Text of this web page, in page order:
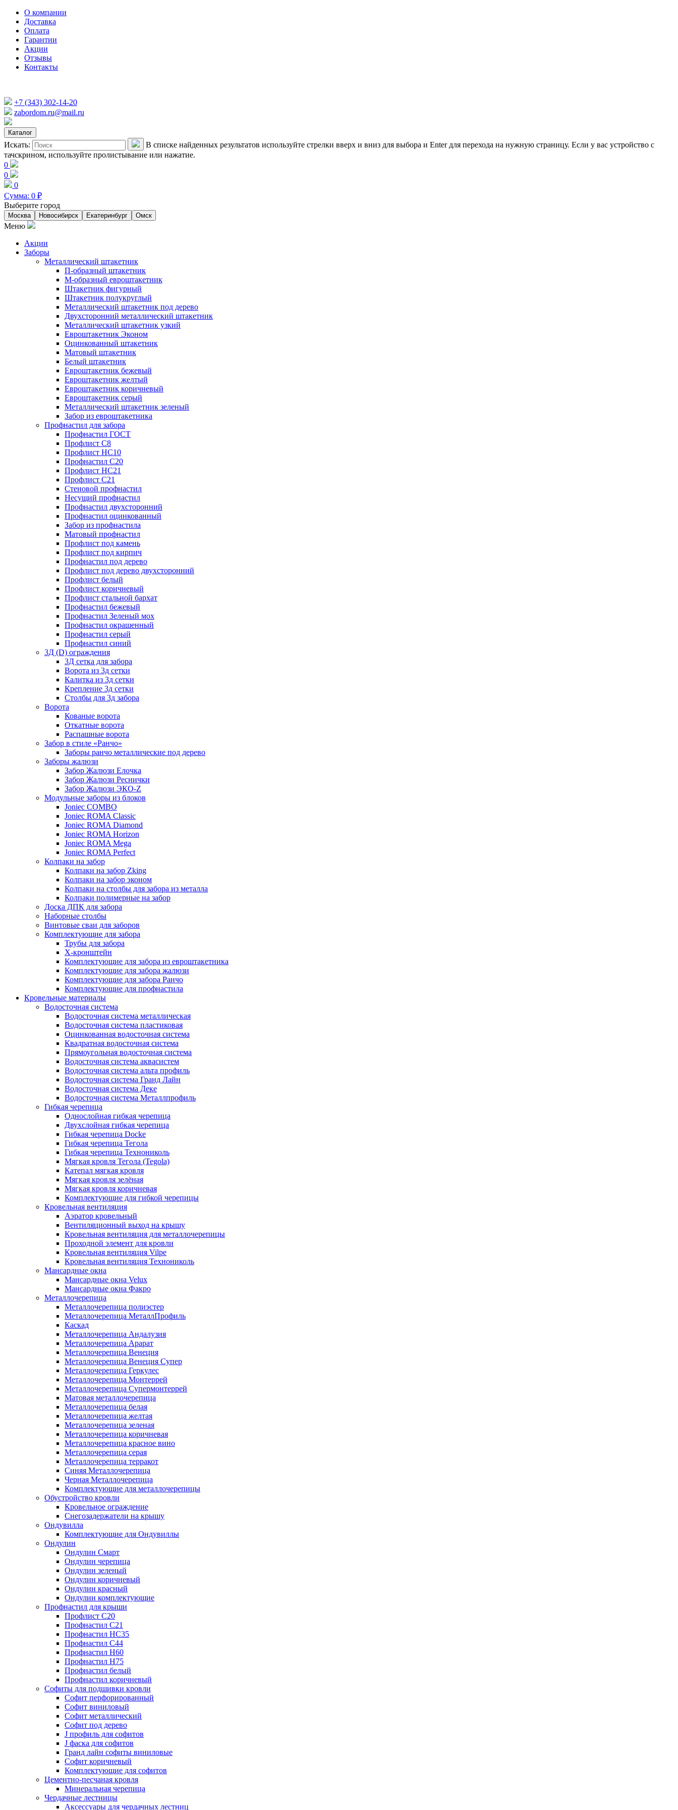
О компании
Доставка
Оплата
Гарантии
Акции
Отзывы
Контакты
+7 (343) 302-14-20
zabordom.ru@mail.ru
Каталог
Искать:
В списке найденных результатов используйте стрелки вверх и вниз для выбора и Enter для перехода на нужную страницу. Если у вас устройство с
тачскрином, используйте пролистывание или нажатие.
0
0
0
Сумма: 0 ₽
Выберите город
Москва Новосибирск Екатеринбург Омск
Меню
Акции
Заборы
Металлический штакетник
П-образный штакетник
М-образный евроштакетник
Штакетник фигурный
Штакетник полукруглый
Металлический штакетник под дерево
Двухсторонний металлический штакетник
Металлический штакетник узкий
Евроштакетник Эконом
Оцинкованный штакетник
Матовый штакетник
Белый штакетник
Евроштакетник бежевый
Евроштакетник желтый
Евроштакетник коричневый
Евроштакетник серый
Металлический штакетник зеленый
Забор из евроштакетника
Профнастил для забора
Профнастил ГОСТ
Профлист С8
Профлист НС10
Профнастил С20
Профлист НС21
Профлист С21
Стеновой профнастил
Несущий профнастил
Профнастил двухсторонний
Профнастил оцинкованный
Забор из профнастила
Матовый профнастил
Профлист под камень
Профлист под кирпич
Профнастил под дерево
Профлист под дерево двухсторонний
Профлист белый
Профлист коричневый
Профлист стальной бархат
Профнастил бежевый
Профнастил Зеленый мох
Профнастил окрашенный
Профнастил серый
Профнастил синий
3Д (D) ограждения
3Д сетка для забора
Ворота из 3д сетки
Калитка из 3д сетки
Крепление 3д сетки
Столбы для 3д забора
Ворота
Кованые ворота
Откатные ворота
Распашные ворота
Забор в стиле «Ранчо»
Заборы ранчо металлические под дерево
Заборы жалюзи
Забор Жалюзи Елочка
Забор Жалюзи Реснички
Забор Жалюзи ЭКО-Z
Модульные заборы из блоков
Joniec COMBO
Joniec ROMA Classic
Joniec ROMA Diamond
Joniec ROMA Horizon
Joniec ROMA Mega
Joniec ROMA Perfect
Колпаки на забор
Колпаки на забор Zking
Колпаки на забор эконом
Колпаки на столбы для забора из металла
Колпаки полимерные на забор
Доска ДПК для забора
Наборные столбы
Винтовые сваи для заборов
Комплектующие для забора
Трубы для забора
Х-кронштейн
Комплектующие для забора из евроштакетника
Комплектующие для забора жалюзи
Комплектующие для забора Ранчо
Комплектующие для профнастила
Кровельные материалы
Водосточная система
Водосточная система металлическая
Водосточная система пластиковая
Оцинкованная водосточная система
Квадратная водосточная система
Прямоугольная водосточная система
Водосточная система аквасистем
Водосточная система альта профиль
Водосточная система Гранд Лайн
Водосточная система Деке
Водосточная система Металлпрофиль
Гибкая черепица
Однослойная гибкая черепица
Двухслойная гибкая черепица
Гибкая черепица Docke
Гибкая черепица Тегола
Гибкая черепица Технониколь
Мягкая кровля Тегола (Tegola)
Катепал мягкая кровля
Мягкая кровля зелёная
Мягкая кровля коричневая
Комплектующие для гибкой черепицы
Кровельная вентиляция
Аэратор кровельный
Вентиляционный выход на крышу
Кровельная вентиляция для металлочерепицы
Проходной элемент для кровли
Кровельная вентиляция Vilpe
Кровельная вентиляция Технониколь
Мансардные окна
Мансардные окна Velux
Мансардные окна Факро
Металлочерепица
Металлочерепица полиэстер
Металлочерепица МеталлПрофиль
Каскад
Металлочерепица Андалузия
Металлочерепица Арарат
Металлочерепица Венеция
Металлочерепица Венеция Супер
Металлочерепица Геркулес
Металлочерепица Монтеррей
Металлочерепица Супермонтеррей
Матовая металлочерепица
Металлочерепица белая
Металлочерепица желтая
Металлочерепица зеленая
Металлочерепица коричневая
Металлочерепица красное вино
Металлочерепица серая
Металлочерепица терракот
Синяя Металлочерепица
Черная Металлочерепица
Комплектующие для металлочерепицы
Обустройство кровли
Кровельное ограждение
Снегозадержатели на крышу
Ондувилла
Комплектующие для Ондувиллы
Ондулин
Ондулин Смарт
Ондулин черепица
Ондулин зеленый
Ондулин коричневый
Ондулин красный
Ондулин комплектующие
Профнастил для крыши
Профлист С20
Профнастил С21
Профнастил НС35
Профнастил С44
Профнастил Н60
Профнастил Н75
Профнастил белый
Профнастил коричневый
Софиты для подшивки кровли
Cофит перфорированный
Софит виниловый
Софит металлический
Софит под дерево
J профиль для софитов
J фаска для софитов
Гранд лайн софиты виниловые
Софит коричневый
Комплектующие для софитов
Цементно-песчаная кровля
Минеральная черепица
Чердачные лестницы
Аксессуары для чердачных лестниц